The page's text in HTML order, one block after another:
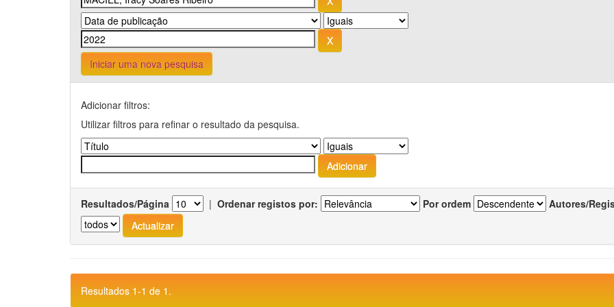
Iniciar uma nova pesquisa
Adicionar filtros:
Utilizar filtros para refinar o resultado da pesquisa.
Resultados/Página | Ordenar registos por: Por ordem Autores/
Resultados 1-1 de 1.